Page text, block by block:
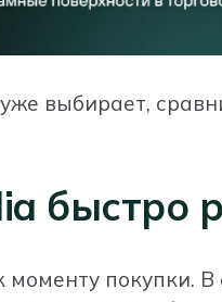
выбирает,
быстро
моменту покупки.